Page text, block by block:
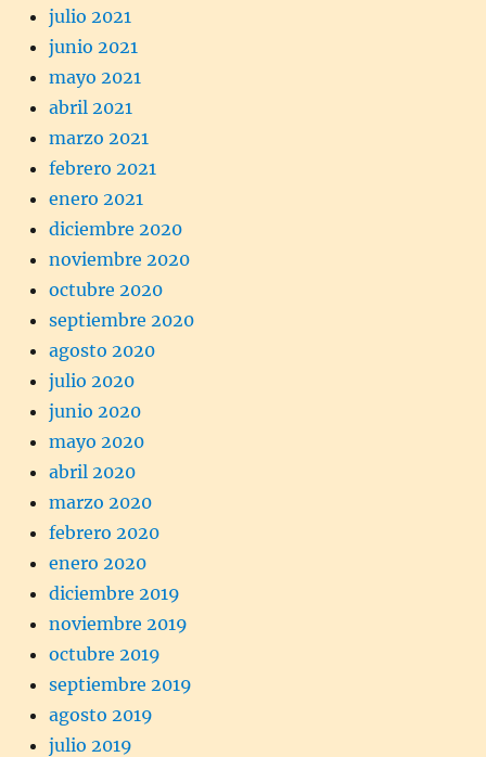
julio 2021
junio 2021
mayo 2021
abril 2021
marzo 2021
febrero 2021
enero 2021
diciembre 2020
noviembre 2020
octubre 2020
septiembre 2020
agosto 2020
julio 2020
junio 2020
mayo 2020
abril 2020
marzo 2020
febrero 2020
enero 2020
diciembre 2019
noviembre 2019
octubre 2019
septiembre 2019
agosto 2019
julio 2019